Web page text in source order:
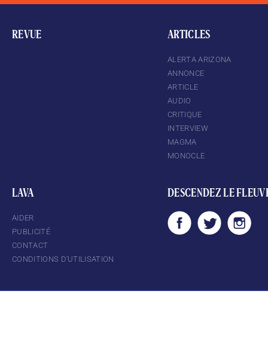
REVUE ARTICLES
ALERTA ARIZONA
ANNONCE
ARTICLE
AUDIO
CRITIQUE
INTERVIEW
MAGMA
MONOCLE
LAVA
AIDER
PUBLICITÉ
CONTACT
CONDITIONS D’UTILISATION
DESCENDEZ LE